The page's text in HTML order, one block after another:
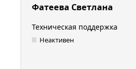
Фатеева Светлана
Техническая поддержка
Неактивен